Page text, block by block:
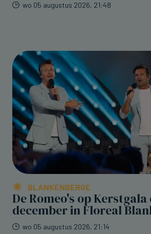
wo 05 augustus 2026, 21:48
BLANKENBERGE
De Romeo's op Kerstgala
december in Floreal
wo 05 augustus 2026, 21:14